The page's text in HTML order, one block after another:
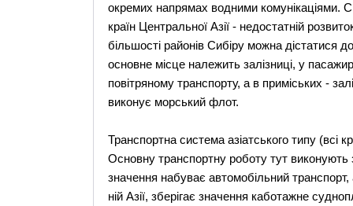
окремих напрямах водними комунікаціями.
країн Центральної Азії - недостатній
більшості районів Сибіру можна дістатися
основне місце належить залізниці, у
повітряному транспорту, а в приміських -
виконує морський флот.
Транспортна система азіатського типу (всі
Основну транспортну роботу тут виконують
значення набуває автомобільний
ній Азії, зберігає значення каботажне